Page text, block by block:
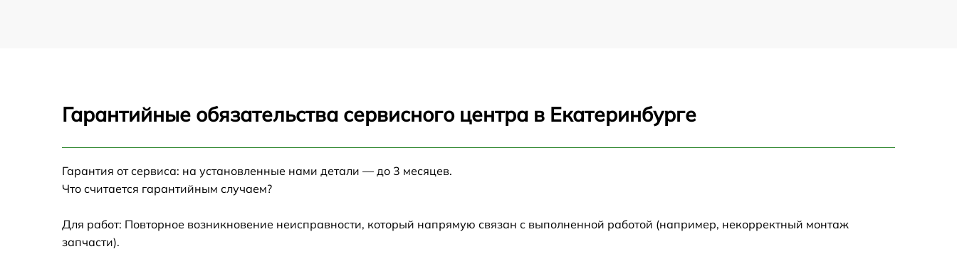
Гарантийные обязательства сервисного центра в Екатеринбурге
Гарантия от сервиса: на установленные нами детали — до 3 месяцев.
Что считается гарантийным случаем?
Для работ: Повторное возникновение неисправности, который напрямую связан с выполненной работой (например, некорректный монтаж
запчасти).